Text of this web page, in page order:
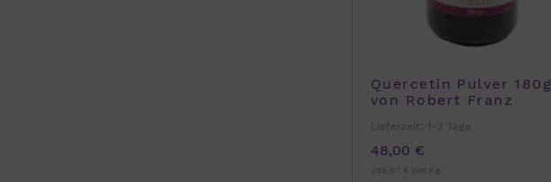
Quercetin Pulver 180g
von Robert Franz
Lieferzeit: 1-3 Tage
48,00 €
266,67 € pro Kg